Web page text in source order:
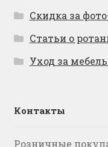
Скидка за
Статьи о
Уход за
Контакты
Розничные